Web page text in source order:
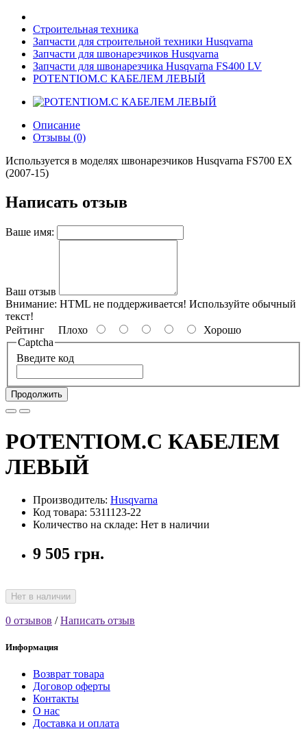
Строительная техника
Запчасти для строительной техники Husqvarna
Запчасти для швонарезчиков Husqvarna
Запчасти для швонарезчика Husqvarna FS400 LV
POTENTIOM.С КАБЕЛЕМ ЛЕВЫЙ
Описание
Отзывы (0)
Используется в моделях швонарезчиков Husqvarna FS700 EX
(2007-15)
Написать отзыв
Ваше имя:
Ваш отзыв
Внимание: HTML не поддерживается! Используйте обычный
текст!
Рейтинг Плохо
Хорошо
Captcha
Введите код
Продолжить
POTENTIOM.С КАБЕЛЕМ
ЛЕВЫЙ
Производитель: Husqvarna
Код товара: 5311123-22
Количество на складе: Нет в наличии
9 505 грн.
Нет в наличии
0 отзывов /Написать отзыв
Информация
Возврат товара
Договор оферты
Контакты
О нас
Доставка и оплата